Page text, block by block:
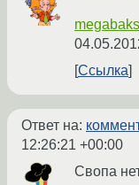
megabaks
Ссылка
Ответ на:
12:26:21 +00:00
Свопа